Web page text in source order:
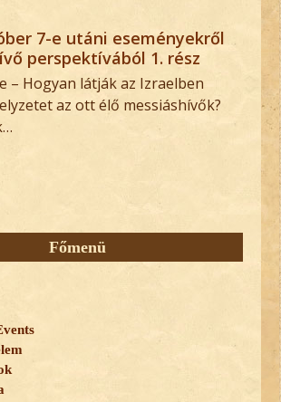
7-e utáni eseményekről
perspektívából 1. rész
– Hogyan látják az Izraelben
az ott élő messiáshívők?
Főmenü